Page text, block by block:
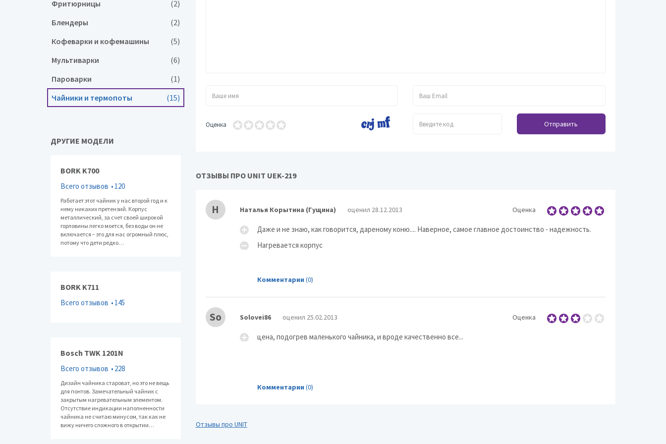
Оценка Отправить
ОТЗЫВЫ ПРО UNIT UEK-219
Н Наталья Корытина (Гущина) оценил 28.12.2013 Оценка
Даже и не знаю, как говорится, дареному коню.... Наверное, самое главное достоинство - надежность.
Нагревается корпус
Комментарии (0)
So Solovei86 оценил 25.02.2013 Оценка
цена, подогрев маленького чайника, и вроде качественно все...
Комментарии (0)
Отзывы про UNIT
Фритюрницы (2)
Блендеры (2)
Кофеварки и кофемашины (5)
Мультиварки (6)
Пароварки (1)
Чайники и термопоты (15)
ДРУГИЕ МОДЕЛИ
BORK K700
Всего отзывов 120
Работает этот чайник у нас второй год и к
нему никаких претензий. Корпус
металлический, за счет своей широкой
горловины легко моется, без воды он не
включается – это для нас огромный плюс,
потому что дети редко…
BORK K711
Всего отзывов 145
BORK K711
Bosch TWK 1201N
Всего отзывов 228
Дизайн чайника староват, но это не вещь
для понтов. Замечательный чайник с
закрытым нагревательным элементом.
Отсутствие индикации наполненности
чайника не считаю минусом, так как не
вижу ничего сложного в открытии…
Bosch TWK 1201N